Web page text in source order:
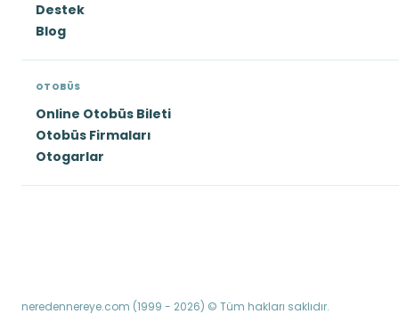
Destek
Blog
OTOBÜS
Online Otobüs Bileti
Otobüs Firmaları
Otogarlar
neredennereye.com (1999 - 2026) © Tüm hakları saklıdır.